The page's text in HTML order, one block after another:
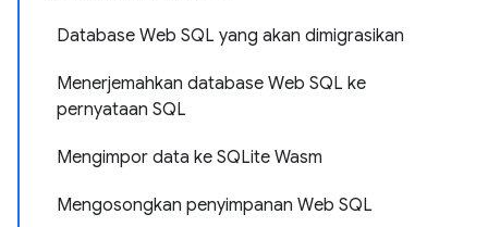
Database Web SQL yang akan dimigrasikan
Menerjemahkan database Web SQL ke
pernyataan SQL
Mengimpor data ke SQLite Wasm
Mengosongkan penyimpanan Web SQL